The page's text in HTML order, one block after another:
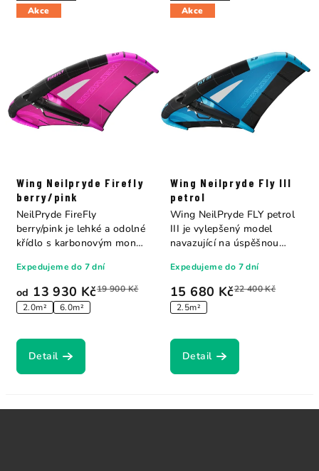
Akce
Wing Neilpryde Firefly
berry/pink
od 13 930 Kč19 900 Kč
2.0m² 6.0m²
Expedujeme do 7 dní
Detail
NeilPryde FireFly
berry/pink je lehké a odolné
křídlo s karbonovým mono
Akce
Wing Neilpryde Fly III
petrol
15 680 Kč22 400 Kč
2.5m²
Expedujeme do 7 dní
Detail
Wing NeilPryde FLY petrol
III je vylepšený model
navazující na úspěšnou